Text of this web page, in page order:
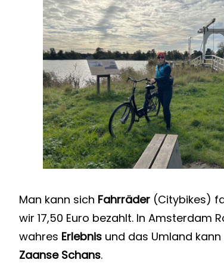
Man kann sich Fahrräder (Citybikes)
wir 17,50 Euro bezahlt. In Amsterdam
wahres Erlebnis und das Umland
Zaanse Schans.